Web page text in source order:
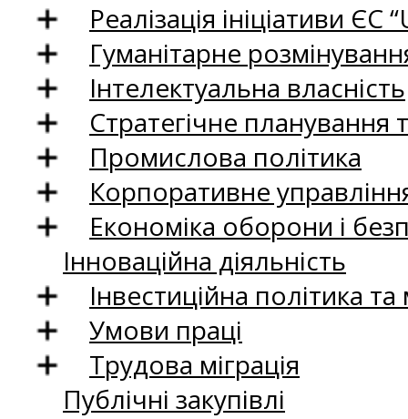
Реалізація ініціативи ЄС
Гуманітарне
Інтелектуальна власність
Стратегічне
Промислова політика
Корпоративне
Економіка оборони і
Інноваційна діяльність
Інвестиційна політика
Умови праці
Трудова міграція
Публічні закупівлі